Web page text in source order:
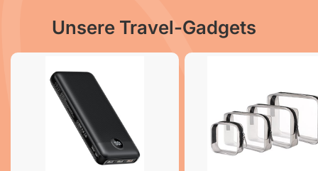
Unsere Travel-Gadgets